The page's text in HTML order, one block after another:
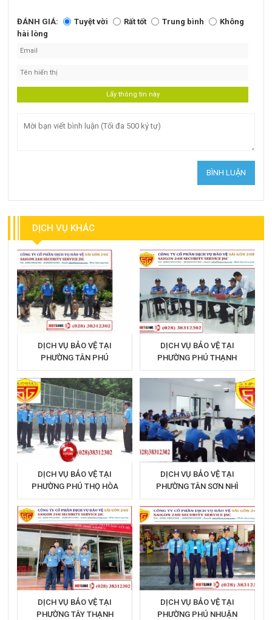
ĐÁNH GIÁ: Tuyệt vời Rất tốt Trung bình
Không
hài lòng
DỊCH VỤ KHÁC
DỊCH VỤ BẢO VỆ TẠI
PHƯỜNG TÂN PHÚ
DỊCH VỤ BẢO VỆ TẠI
PHƯỜNG PHÚ THẠNH
DỊCH VỤ BẢO VỆ TẠI
PHƯỜNG PHÚ THỌ HÒA
DỊCH VỤ BẢO VỆ TẠI
PHƯỜNG TÂN SƠN NHÌ
DỊCH VỤ BẢO VỆ TẠI
PHƯỜNG TÂY THẠNH
DỊCH VỤ BẢO VỆ TẠI
PHƯỜNG PHÚ NHUẬN